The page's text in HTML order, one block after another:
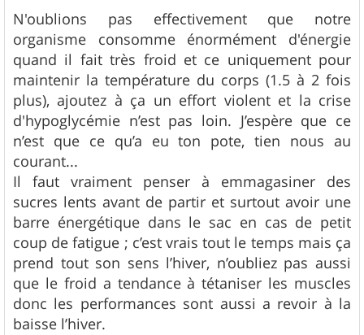
s
s
a
g
e
N'oublions pas effectivement que notre
organisme consomme énormément d'énergie
quand il fait très froid et ce uniquement pour
maintenir la température du corps (1.5 à 2 fois
plus), ajoutez à ça un effort violent et la crise
d'hypoglycémie n’est pas loin. J’espère que ce
n’est que ce qu’a eu ton pote, tien nous au
courant...
Il faut vraiment penser à emmagasiner des
sucres lents avant de partir et surtout avoir une
barre énergétique dans le sac en cas de petit
coup de fatigue ; c’est vrais tout le temps mais ça
prend tout son sens l’hiver, n’oubliez pas aussi
que le froid a tendance à tétaniser les muscles
donc les performances sont aussi a revoir à la
baisse l’hiver.